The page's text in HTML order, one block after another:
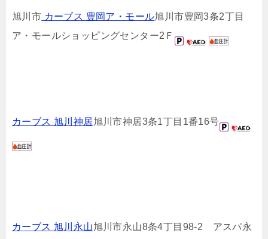
旭川市 カーブス 豊岡ア・モール旭川市豊岡3条2丁目
ア・モールショッピングセンター2Ｆ
カーブス 旭川神居旭川市神居3条1丁目1番16号
カーブス 旭川永山旭川市永山8条4丁目98-2 アスパ永